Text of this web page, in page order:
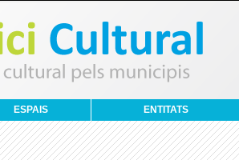
ESPAIS ENTITATS